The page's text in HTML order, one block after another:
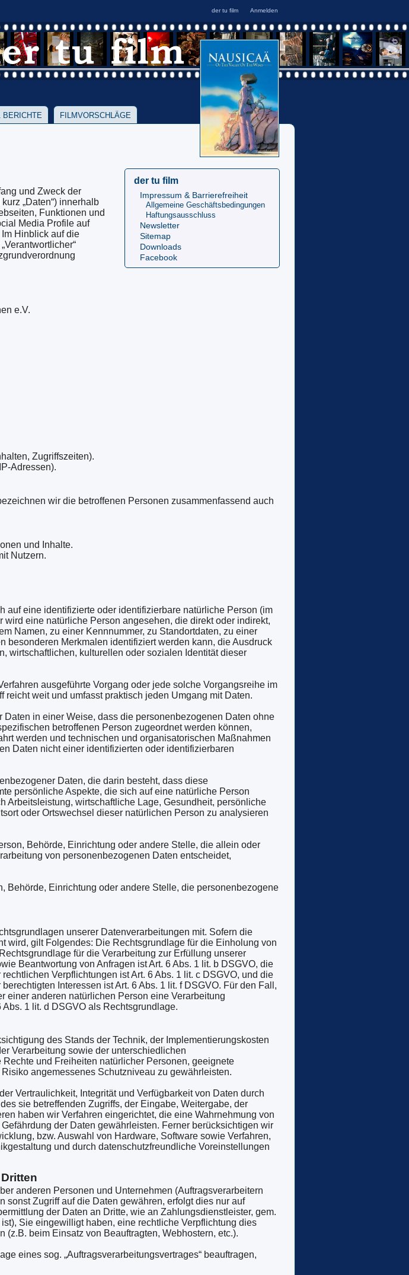
BERICHTE FILMVORSCHLÄGE
der tu film
Impressum & Barrierefreiheit
Allgemeine Geschäftsbedingungen
Haftungsausschluss
Newsletter
Sitemap
Downloads
Facebook
und Zweck der
„Daten“) innerhalb
Funktionen und
Media Profile auf
Hinblick auf die
e.V.
Zugriffszeiten).
Adressen).
wir die betroffenen Personen zusammenfassend auch
und Inhalte.
Nutzern.
auf eine identifizierte oder identifizierbare natürliche Person (im
wird eine natürliche Person angesehen, die direkt oder indirekt,
Namen, zu einer Kennnummer, zu Standortdaten, zu einer
besonderen Merkmalen identifiziert werden kann, die Ausdruck
wirtschaftlichen, kulturellen oder sozialen Identität dieser
ausgeführte Vorgang oder jede solche Vorgangsreihe im
weit und umfasst praktisch jeden Umgang mit Daten.
in einer Weise, dass die personenbezogenen Daten ohne
betroffenen Person zugeordnet werden können,
werden und technischen und organisatorischen Maßnahmen
Daten nicht einer identifizierten oder identifizierbaren
Daten, die darin besteht, dass diese
persönliche Aspekte, die sich auf eine natürliche Person
Arbeitsleistung, wirtschaftliche Lage, Gesundheit, persönliche
oder Ortswechsel dieser natürlichen Person zu analysieren
Behörde, Einrichtung oder andere Stelle, die allein oder
von personenbezogenen Daten entscheidet,
Behörde, Einrichtung oder andere Stelle, die personenbezogene
unserer Datenverarbeitungen mit. Sofern die
wird, gilt Folgendes: Die Rechtsgrundlage für die Einholung von
für die Verarbeitung zur Erfüllung unserer
Beantwortung von Anfragen ist Art. 6 Abs. 1 lit. b DSGVO, die
Verpflichtungen ist Art. 6 Abs. 1 lit. c DSGVO, und die
Interessen ist Art. 6 Abs. 1 lit. f DSGVO. Für den Fall,
einer anderen natürlichen Person eine Verarbeitung
1 lit. d DSGVO als Rechtsgrundlage.
des Stands der Technik, der Implementierungskosten
Verarbeitung sowie der unterschiedlichen
und Freiheiten natürlicher Personen, geeignete
angemessenes Schutzniveau zu gewährleisten.
Vertraulichkeit, Integrität und Verfügbarkeit von Daten durch
sie betreffenden Zugriffs, der Eingabe, Weitergabe, der
haben wir Verfahren eingerichtet, die eine Wahrnehmung von
der Daten gewährleisten. Ferner berücksichtigen wir
bzw. Auswahl von Hardware, Software sowie Verfahren,
und durch datenschutzfreundliche Voreinstellungen
anderen Personen und Unternehmen (Auftragsverarbeitern
sonst Zugriff auf die Daten gewähren, erfolgt dies nur auf
der Daten an Dritte, wie an Zahlungsdienstleister, gem.
Sie eingewilligt haben, eine rechtliche Verpflichtung dies
beim Einsatz von Beauftragten, Webhostern, etc.).
eines sog. „Auftragsverarbeitungsvertrages“ beauftragen,